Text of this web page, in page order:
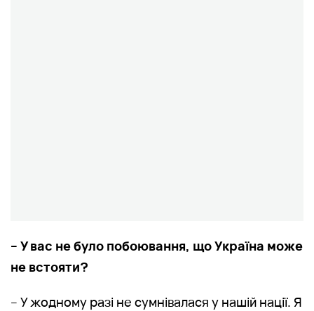
– У вас не було побоювання, що Україна може
не встояти?
– У жодному разі не сумнівалася у нашій нації. Я